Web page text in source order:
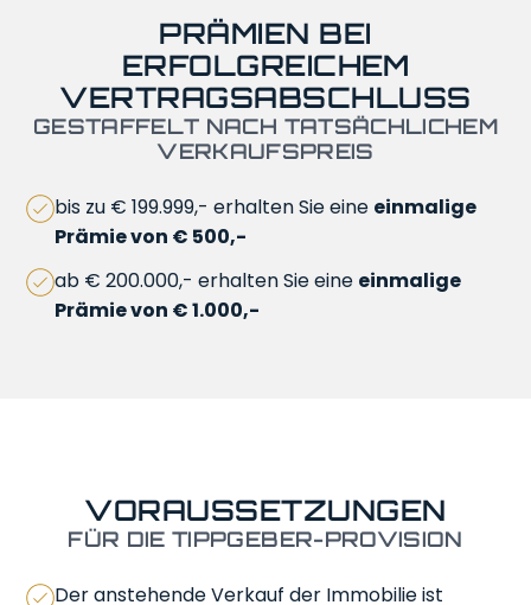
PRÄMIEN BEI
ERFOLGREICHEM
VERTRAGSABSCHLUSS
GESTAFFELT NACH TATSÄCHLICHEM
VERKAUFSPREIS
bis zu € 199.999,- erhalten Sie eine einmalige
Prämie von € 500,-
ab € 200.000,- erhalten Sie eine einmalige
Prämie von € 1.000,-
VORAUSSETZUNGEN
FÜR DIE TIPPGEBER-PROVISION
Der anstehende Verkauf der Immobilie ist